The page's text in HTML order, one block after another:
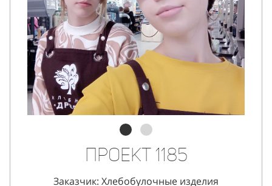
Проект 1185
Заказчик: Хлебобулочные изделия